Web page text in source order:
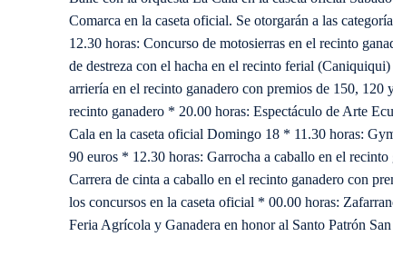
Comarca en la caseta oficial. Se otorgarán a las
12.30 horas: Concurso de motosierras en el recinto
de destreza con el hacha en el recinto ferial
arriería en el recinto ganadero con premios de 150,
recinto ganadero * 20.00 horas: Espectáculo de Arte
Cala en la caseta oficial Domingo 18 * 11.30 horas:
90 euros * 12.30 horas: Garrocha a caballo en el
Carrera de cinta a caballo en el recinto ganadero con
los concursos en la caseta oficial * 00.00 horas:
Feria Agrícola y Ganadera en honor al Santo Patrón